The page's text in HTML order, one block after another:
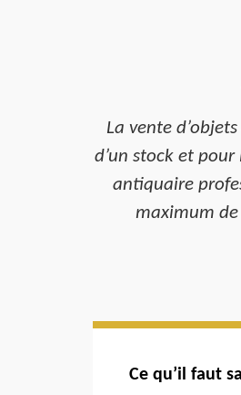
La vente
d’un stock et
antiquaire
maximum de
Ce qu’il faut